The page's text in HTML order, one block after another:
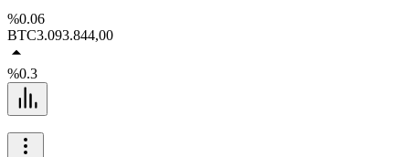
%0.06
BTC3.093.844,00
%0.3